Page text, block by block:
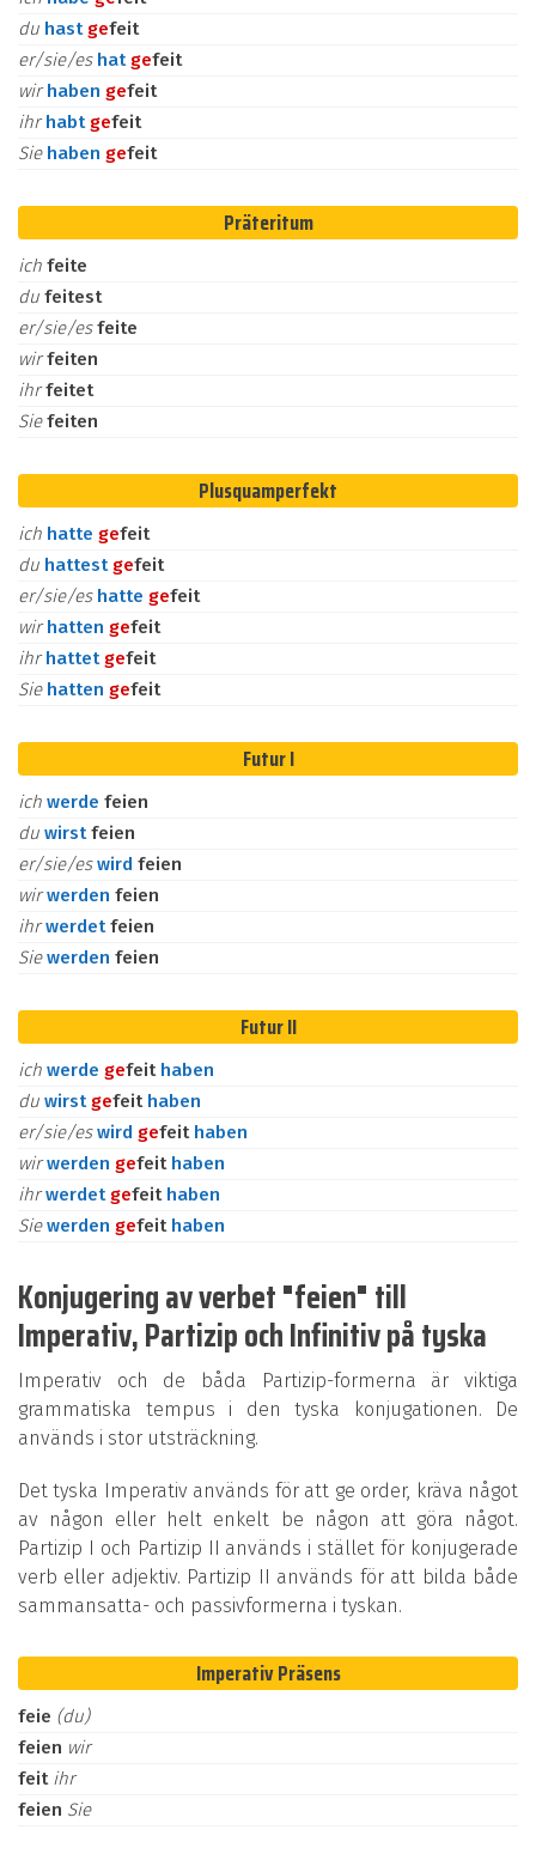
du hast gefeit
er/sie/es hat gefeit
wirhaben gefeit
ihrhabt gefeit
Sie haben gefeit
Präteritum
ich feite
du feitest
er/sie/esfeite
wirfeiten
ihrfeitet
Siefeiten
Plusquamperfekt
ich hatte gefeit
du hattest gefeit
er/sie/es hatte gefeit
wirhatten gefeit
ihrhattet gefeit
Sie hatten gefeit
Futur I
ich werde feien
du wirstfeien
er/sie/eswird feien
wirwerden feien
ihrwerdetfeien
Siewerden feien
Futur II
ich werde gefeit haben
du wirst gefeit haben
er/sie/eswird gefeit haben
wirwerden gefeit haben
ihrwerdet gefeit haben
Siewerden gefeit haben
Konjugering av verbet "feien" till
Imperativ, Partizip och Infinitiv på tyska
Imperativ och de båda Partizip-formerna är viktiga
grammatiska tempus i den tyska konjugationen. De
används i stor utsträckning.
Det tyska Imperativ används för att ge order, kräva något
av någon eller helt enkelt be någon att göra något.
Partizip I och Partizip II används i stället för konjugerade
verb eller adjektiv. Partizip II används för att bilda både
sammansatta- och passivformerna i tyskan.
Imperativ Präsens
feie (du)
feien wir
feit ihr
feien Sie